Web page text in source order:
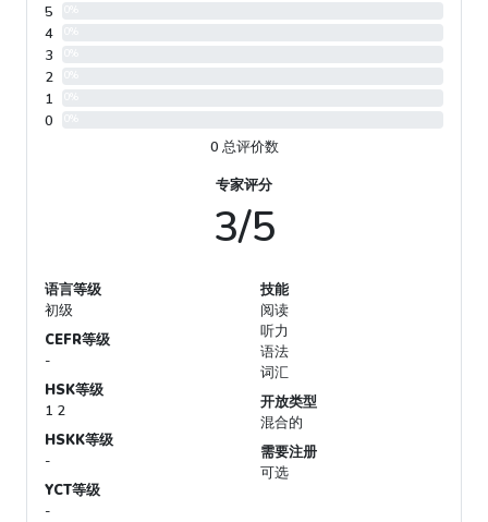
5
4
3
2
1
0
0 总评价数
专家评分
3/5
语言等级
初级
CEFR等级
-
HSK等级
1 2
HSKK等级
-
YCT等级
-
技能
阅读
听力
语法
词汇
开放类型
混合的
需要注册
可选